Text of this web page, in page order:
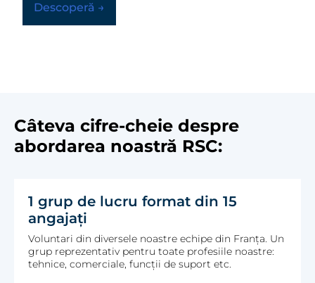
Descoperă →
Câteva cifre-cheie despre
abordarea noastră RSC:
1 grup de lucru format din 15
angajați
Voluntari din diversele noastre echipe din Franța. Un
grup reprezentativ pentru toate profesiile noastre:
tehnice, comerciale, funcții de suport etc.